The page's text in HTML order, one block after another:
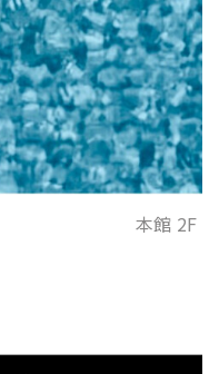
本館 2F